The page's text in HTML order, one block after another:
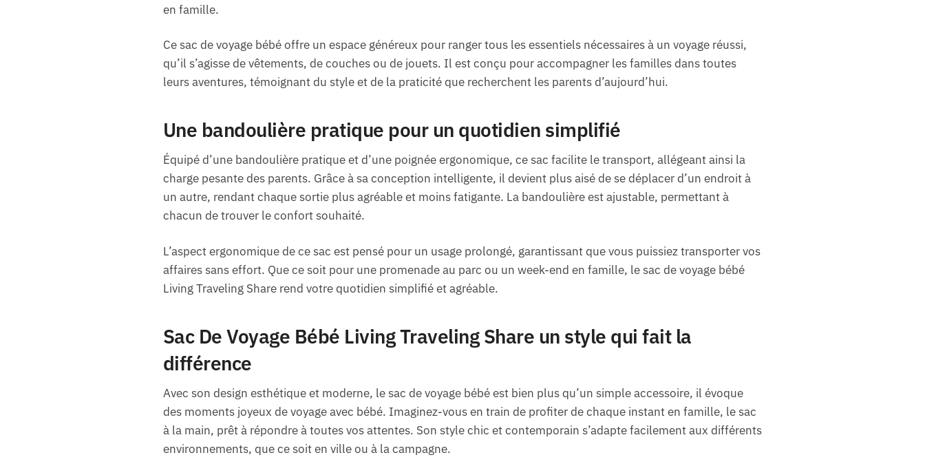
en famille.
Ce sac de voyage bébé offre un espace généreux pour ranger tous les essentiels nécessaires à un voyage réussi,
qu’il s’agisse de vêtements, de couches ou de jouets. Il est conçu pour accompagner les familles dans toutes
leurs aventures, témoignant du style et de la praticité que recherchent les parents d’aujourd’hui.
Une bandoulière pratique pour un quotidien simplifié
Équipé d’une bandoulière pratique et d’une poignée ergonomique, ce sac facilite le transport, allégeant ainsi la
charge pesante des parents. Grâce à sa conception intelligente, il devient plus aisé de se déplacer d’un endroit à
un autre, rendant chaque sortie plus agréable et moins fatigante. La bandoulière est ajustable, permettant à
chacun de trouver le confort souhaité.
L’aspect ergonomique de ce sac est pensé pour un usage prolongé, garantissant que vous puissiez transporter vos
affaires sans effort. Que ce soit pour une promenade au parc ou un week-end en famille, le sac de voyage bébé
Living Traveling Share rend votre quotidien simplifié et agréable.
Sac De Voyage Bébé Living Traveling Share un style qui fait la
différence
Avec son design esthétique et moderne, le sac de voyage bébé est bien plus qu’un simple accessoire, il évoque
des moments joyeux de voyage avec bébé. Imaginez-vous en train de profiter de chaque instant en famille, le sac
à la main, prêt à répondre à toutes vos attentes. Son style chic et contemporain s’adapte facilement aux différents
environnements, que ce soit en ville ou à la campagne.